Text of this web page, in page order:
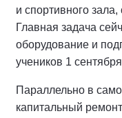
и спортивного
Главная задача
оборудование и
учеников 1
Параллельно в
капитальный